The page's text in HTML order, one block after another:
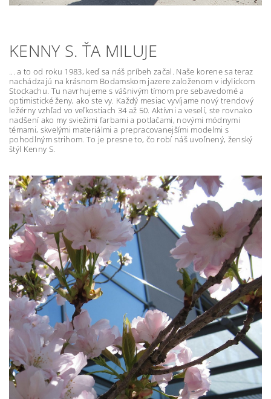
KENNY S. ŤA MILUJE
... a to od roku 1983, keď sa náš príbeh začal. Naše korene sa teraz
nachádzajú na krásnom Bodamskom jazere založenom v idylickom
Stockachu. Tu navrhujeme s vášnivým tímom pre sebavedomé a
optimistické ženy, ako ste vy. Každý mesiac vyvíjame nový trendový
ležérny vzhľad vo veľkostiach 34 až 50. Aktívni a veselí, ste rovnako
nadšení ako my sviežimi farbami a potlačami, novými módnymi
témami, skvelými materiálmi a prepracovanejšími modelmi s
pohodlným strihom. To je presne to, čo robí náš uvoľnený, ženský
štýl Kenny S.